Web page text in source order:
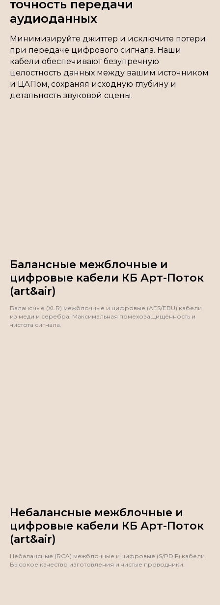
точность передачи
аудиоданных
Минимизируйте джиттер и исключите потери
при передаче цифрового сигнала. Наши
кабели обеспечивают безупречную
целостность данных между вашим источником
и ЦАПом, сохраняя исходную глубину и
детальность звуковой сцены.
Балансные межблочные и
цифровые кабели КБ Арт-Поток
(art&air)
Балансные (XLR) межблочные и цифровые (AES/EBU) кабели
из меди и серебра. Максимальная помехозащищённость и
чистота сигнала.
Небалансные межблочные и
цифровые кабели КБ Арт-Поток
(art&air)
Небалансные (RCA) межблочные и цифровые (S/PDIF) кабели.
Высокое качество изготовления и чистые проводники.